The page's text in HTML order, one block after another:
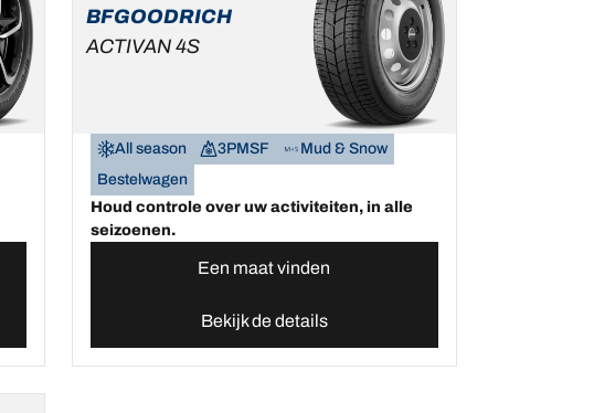
BFGOODRICH
ACTIVAN 4S
All season 3PMSF
Mud & Snow
Bestelwagen
Houd controle over uw activiteiten, in alle
seizoenen.
Een maat vinden
Bekijk de details